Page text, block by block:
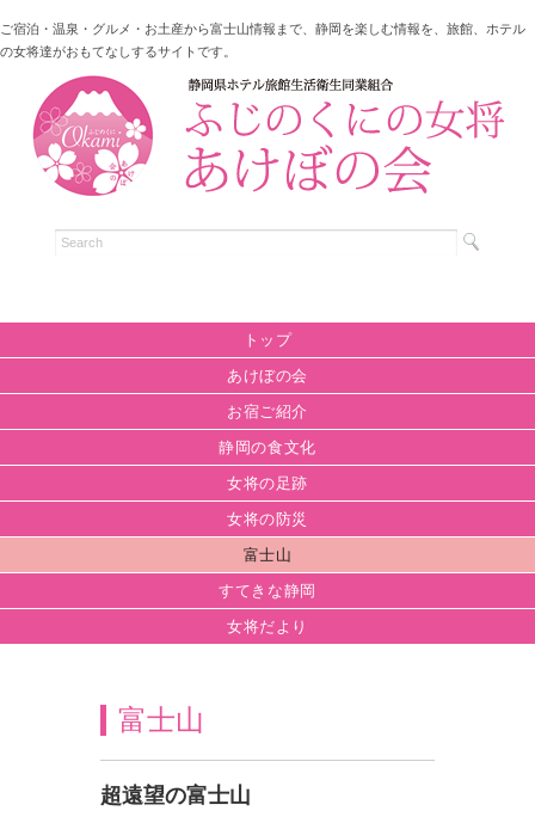
ご宿泊・温泉・グルメ・お土産から富士山情報まで、静岡を楽しむ情報を、旅館、ホテル
の女将達がおもてなしするサイトです。
トップ
あけぼの会
お宿ご紹介
静岡の食文化
女将の足跡
女将の防災
富士山
すてきな静岡
女将だより
富士山
超遠望の富士山